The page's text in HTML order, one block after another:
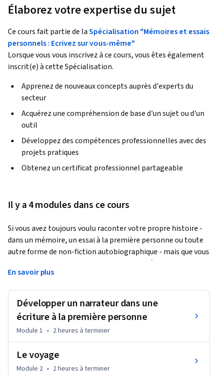
Élaborez votre expertise du sujet
Ce cours fait partie de laSpécialisation "Mémoires et essais
personnels : Ecrivez sur vous-même"
Lorsque vous vous inscrivez à ce cours, vous êtes également
inscrit(e) à cette Spécialisation.
Apprenez de nouveaux concepts auprès d'experts du
secteur
Acquérez une compréhension de base d'un sujet ou d'un
outil
Développez des compétences professionnelles avec des
projets pratiques
Obtenez un certificat professionnel partageable
Il y a 4 modules dans ce cours
Si vous avez toujours voulu raconter votre propre histoire -
dans un mémoire, un essai à la première personne ou toute
autre forme de non-fiction autobiographique - mais que vous
pensiez ne pas avoir les outils ou le cadre nécessaires, ce
cours est fait pour vous. Nous apprendrons comment une
offrir au lecteur un sentiment de mouvement propulsif, et
est guidée par un narrateur qui est délibérément conçu. Nous
explorerons les façons dont le langage peut être utilisé pour
créer un ton, afin que la charge émotionnelle de vos mots
pencherons sur la responsabilité de l'écrivain envers le
lecteur : l'importance d'être un guide qui inclut le lecteur
En savoir plus
Développer un narrateur dans une
écriture à la première personne
Module 1 • 2 heures à terminer
Le voyage
Module 2 • 2 heures à terminer